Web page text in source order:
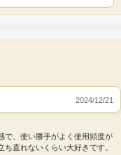
2024/12/21
で、使い勝手がよく使用頻度が
直れないくらい大好きです。